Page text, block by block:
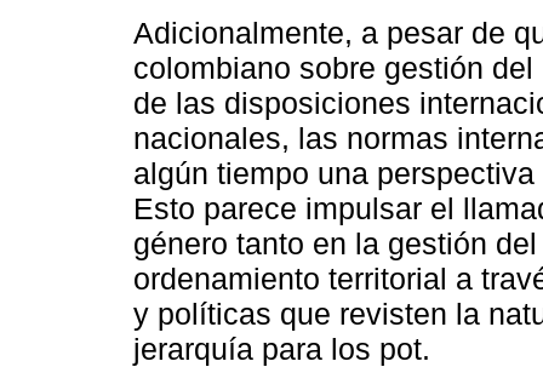
Adicionalmente, a pesar de
colombiano sobre gestión
de las disposiciones
nacionales, las normas
algún tiempo una
Esto parece impulsar el
género tanto en la gestión
ordenamiento territorial a
y políticas que revisten la
jerarquía para los pot.